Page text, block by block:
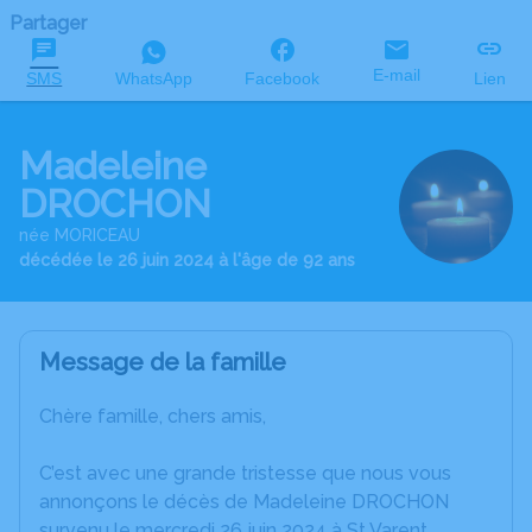
Partager
SMS WhatsApp Facebook E-mail Lien
Madeleine
DROCHON
née MORICEAU
décédée le 26 juin 2024 à l'âge de 92 ans
Message de la famille
Chère famille, chers amis,
C’est avec une grande tristesse que nous vous
annonçons le décès de Madeleine DROCHON